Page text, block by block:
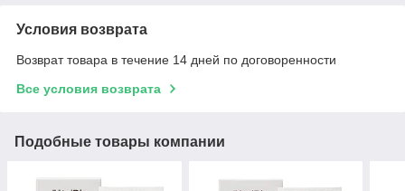
Условия возврата
Возврат товара в течение 14 дней по договоренности
Все условия возврата
Подобные товары компании